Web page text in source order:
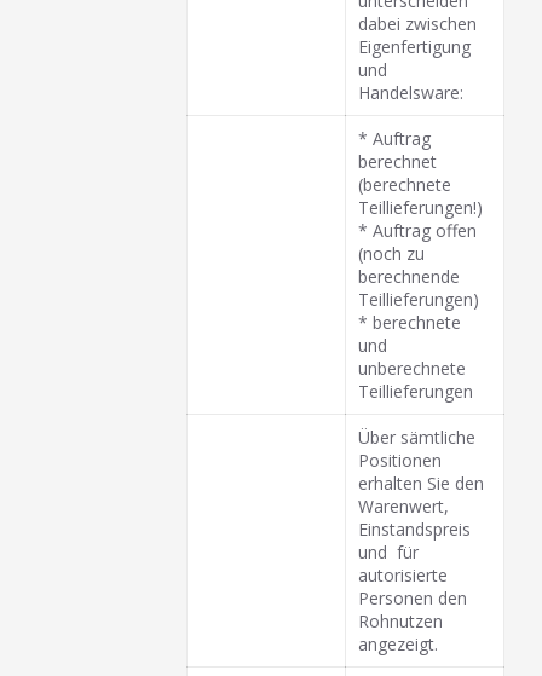
dabei zwischen
Eigenfertigung
und
Handelsware:
* Auftrag
berechnet
(berechnete
Teillieferungen!)
* Auftrag offen
(noch zu
berechnende
Teillieferungen)
* berechnete
und
unberechnete
Teillieferungen
Über sämtliche
Positionen
erhalten Sie den
Warenwert,
Einstandspreis
und für
autorisierte
Personen den
Rohnutzen
angezeigt.